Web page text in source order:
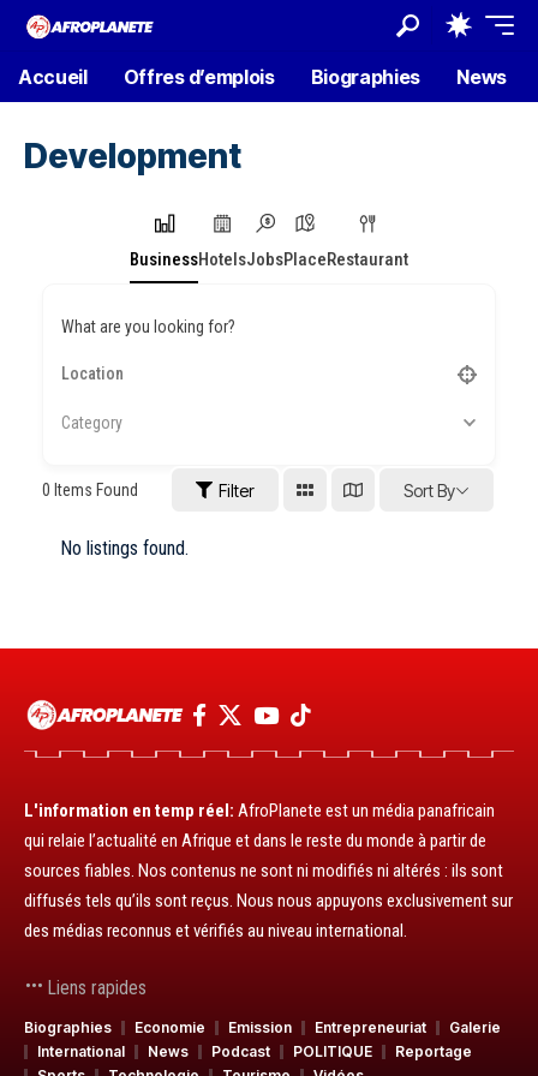
Accueil Offres d’emplois Biographies News
Development
BusinessHotelsJobsPlaceRestaurant
What are you looking for?
Category
0 Items Found Filter Sort By
No listings found.
L'information en temp réel: AfroPlanete est un média panafricain
qui relaie l’actualité en Afrique et dans le reste du monde à partir de
sources fiables. Nos contenus ne sont ni modifiés ni altérés : ils sont
diffusés tels qu’ils sont reçus. Nous nous appuyons exclusivement sur
des médias reconnus et vérifiés au niveau international.
Liens rapides
Biographies Economie Emission Entrepreneuriat
Galerie
International
News Podcast POLITIQUE
Reportage